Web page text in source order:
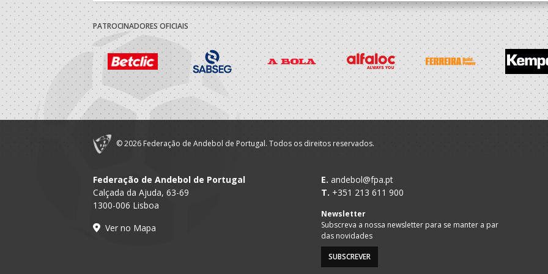
PATROCINADORES OFICIAIS
© 2026 Federação de Andebol de Portugal. Todos os direitos reservados.
Federação de Andebol de Portugal
Calçada da Ajuda, 63-69
1300-006 Lisboa
Ver no Mapa
E. andebol@fpa.pt
T. +351 213 611 900
Newsletter
Subscreva a nossa newsletter para se manter a par
das novidades
SUBSCREVER